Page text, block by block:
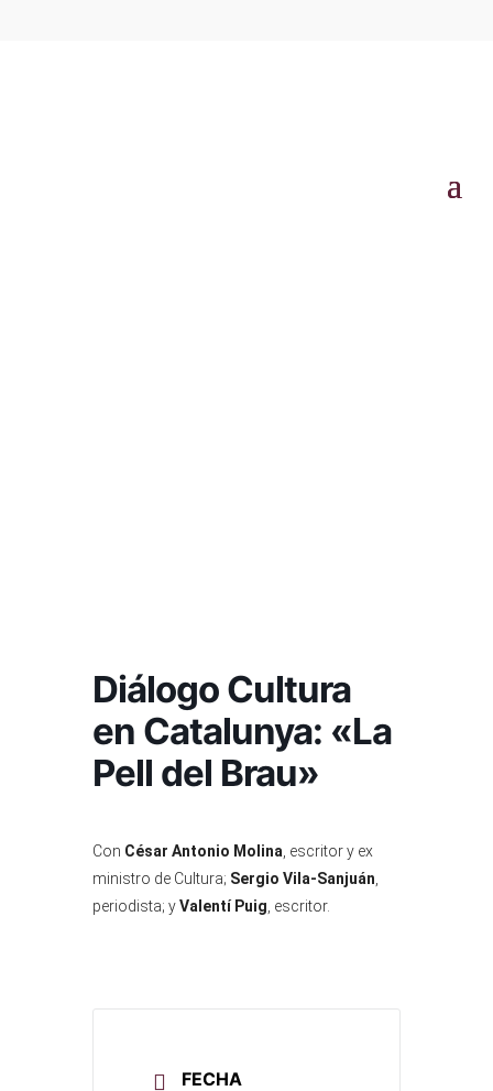
Diálogo Cultura
en Catalunya: «La
Pell del Brau»
Con César Antonio Molina , escritor y ex
ministro de Cultura; Sergio Vila-Sanjuán
periodista; yValentí Puig , escritor.
FECHA